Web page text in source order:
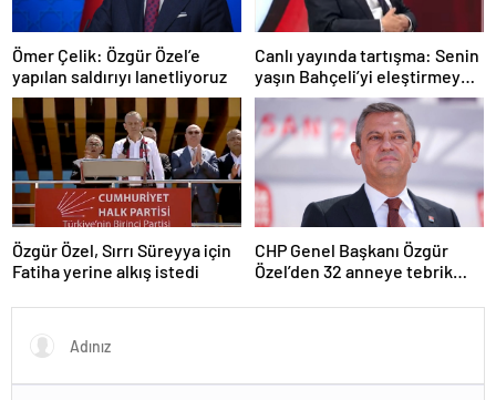
Ömer Çelik: Özgür Özel’e
yapılan saldırıyı lanetliyoruz
Canlı yayında tartışma: Senin
yaşın Bahçeli’yi eleştirmeye
yetmez
Özgür Özel, Sırrı Süreyya için
Fatiha yerine alkış istedi
CHP Genel Başkanı Özgür
Özel’den 32 anneye tebrik